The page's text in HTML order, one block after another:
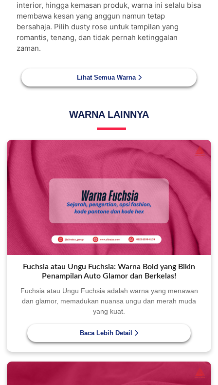
interior, hingga kemasan produk, warna ini selalu bisa
membawa kesan yang anggun namun tetap
bersahaja. Pilih dusty rose untuk tampilan yang
romantis, tenang, dan tidak pernah ketinggalan
zaman.
Lihat Semua Warna
WARNA LAINNYA
Fuchsia atau Ungu Fuchsia: Warna Bold yang Bikin
Penampilan Auto Glamor dan Berkelas!
Fuchsia atau Ungu Fuchsia adalah warna yang menawan
dan glamor, memadukan nuansa ungu dan merah muda
yang kuat.
Baca Lebih Detail